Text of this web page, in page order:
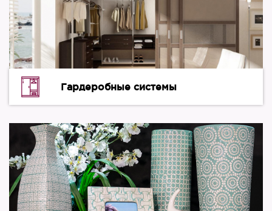
Гардеробные системы